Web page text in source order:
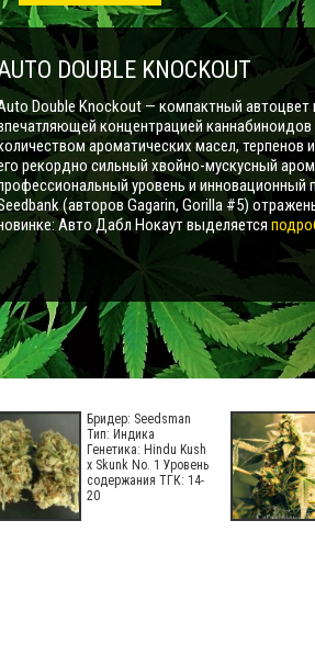
DOUBLE KNOCKOUT
Double Knockout — компактный автоцвет
концентрацией
ароматических масел,
рекордно сильный хвойно-мускусный
уровень и инновационный
(авторов Gagarin, Gorilla #5)
Авто Дабл Нокаут выделяется
Бридер: Seedsman
Тип: Индика
Генетика: Hindu Kush
x Skunk No. 1 Уровень
содержания ТГК: 14-
20